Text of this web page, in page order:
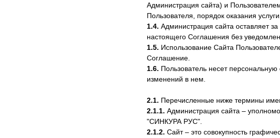
Администрация сайта) и
Пользователя, порядок оказания
1.4. Администрация сайта оставляет
настоящего Соглашения без
1.5. Использование Сайта
Соглашение.
1.6. Пользователь несет
изменений в нем.
2.1. Перечисленные ниже термины
2.1.1. Администрация сайта –
"СИНКУРА РУС".
2.1.2. Сайт – это совокупность